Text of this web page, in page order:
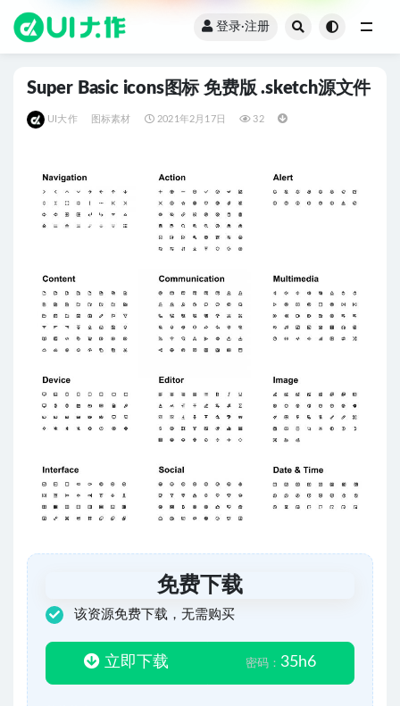
登录·注册
Super Basic icons图标 免费版 .sketch源文件
UI大作 图标素材 2021年2月17日 32
免费下载
该资源免费下载，无需购买
立即下载 密码： 35h6